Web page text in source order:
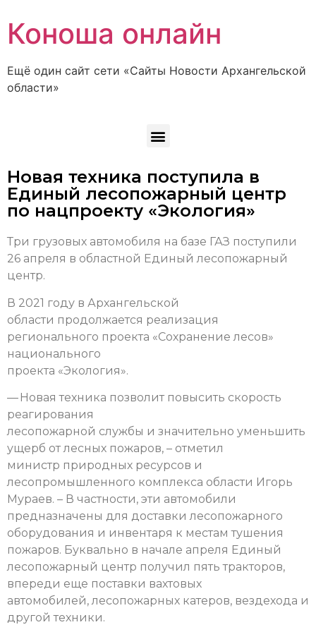
Коноша онлайн
Ещё один сайт сети «Сайты Новости Архангельской
области»
Новая техника поступила в
Единый лесопожарный центр
по нацпроекту «Экология»
Три грузовых автомобиля на базе ГАЗ поступили
26 апреля в областной Единый лесопожарный
центр.
В 2021 году в Архангельской
области продолжается реализация
регионального проекта «Сохранение лесов»
национального
проекта «Экология».
— Новая техника позволит повысить скорость
реагирования
лесопожарной службы и значительно уменьшить
ущерб от лесных пожаров, – отметил
министр природных ресурсов и
лесопромышленного комплекса области Игорь
Мураев. – В частности, эти автомобили
предназначены для доставки лесопожарного
оборудования и инвентаря к местам тушения
пожаров. Буквально в начале апреля Единый
лесопожарный центр получил пять тракторов,
впереди еще поставки вахтовых
автомобилей, лесопожарных катеров, вездехода и
другой техники.